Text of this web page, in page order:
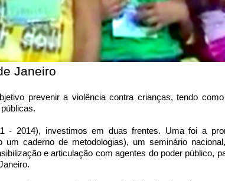
Janeiro
prevenir a violência contra crianças, tendo
- 2014), investimos em duas frentes. Uma foi a
um caderno de metodologias), um seminário
e articulação com agentes do poder público,